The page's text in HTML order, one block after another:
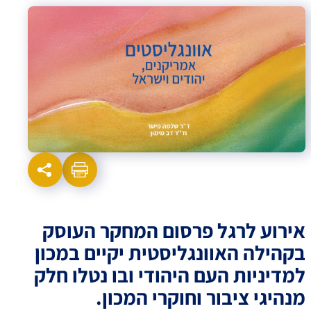
אירוע לרגל פרסום המחקר העוסק
בקהילה האוונגליסטית יקיים במכון
למדיניות העם היהודי ובו נטלו חלק
מנהיגי ציבור וחוקרי המכון.